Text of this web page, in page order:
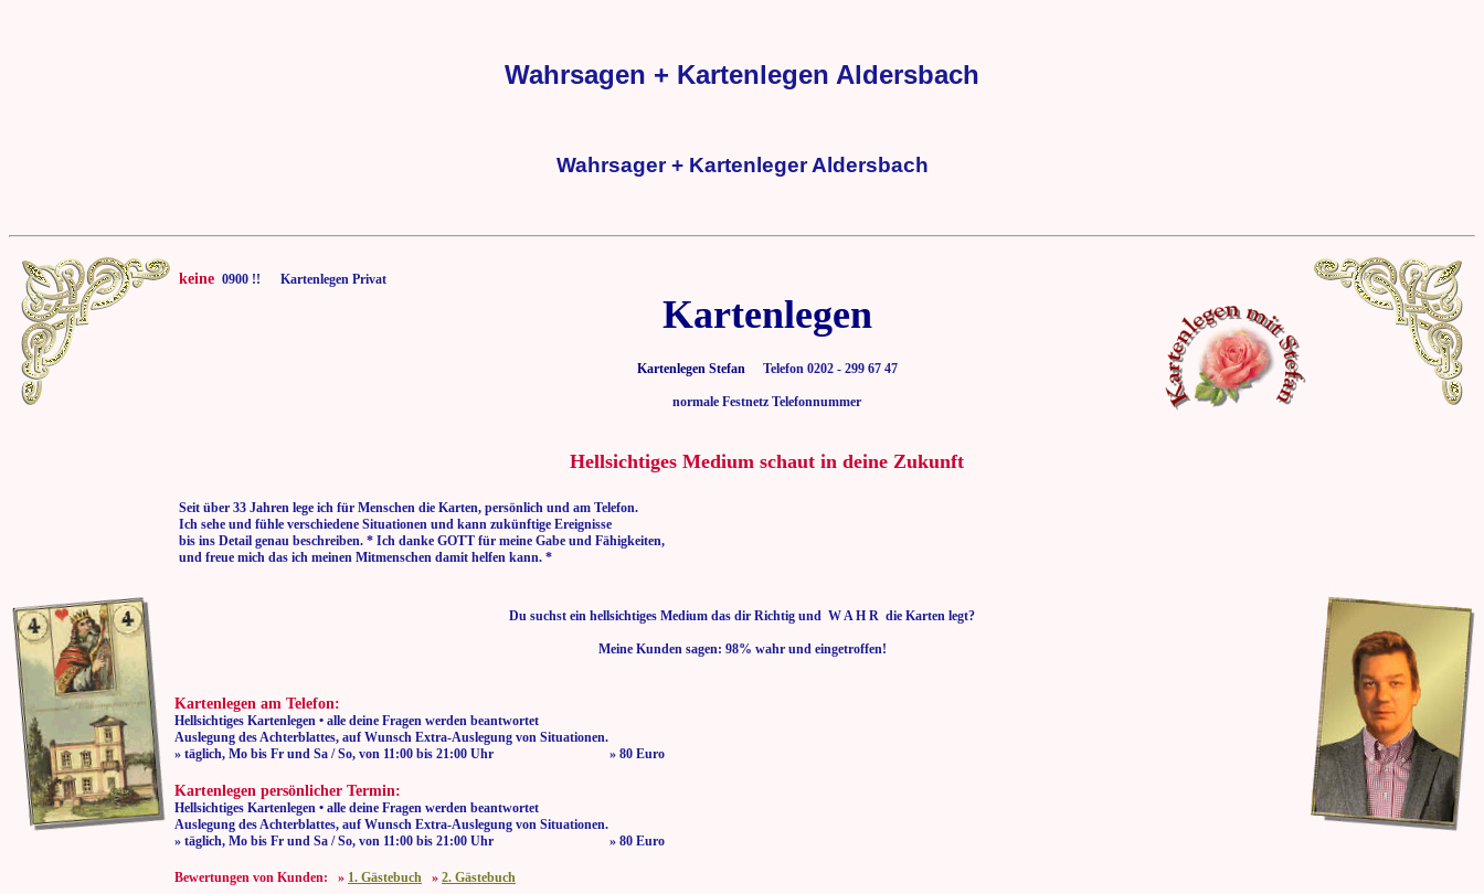
Wahrsagen + Kartenlegen Aldersbach
Wahrsager + Kartenleger Aldersbach
keine 0900 !! Kartenlegen Privat
Kartenlegen
Kartenlegen Stefan Telefon 0202 - 299 67 47
normale Festnetz Telefonnummer
Hellsichtiges Medium schaut in deine Zukunft
Seit über 33 Jahren lege ich für Menschen die Karten, persönlich und am Telefon.
Ich sehe und fühle verschiedene Situationen und kann zukünftige Ereignisse
bis ins Detail genau beschreiben. * Ich danke GOTT für meine Gabe und Fähigkeiten,
und freue mich das ich meinen Mitmenschen damit helfen kann. *
Du suchst ein hellsichtiges Medium das dir Richtig und W A H R die Karten legt?
Meine Kunden sagen: 98% wahr und eingetroffen!
Kartenlegen am Telefon:
Hellsichtiges Kartenlegen • alle deine Fragen werden beantwortet
Auslegung des Achterblattes, auf Wunsch Extra-Auslegung von Situationen.
» täglich, Mo bis Fr und Sa / So, von 11:00 bis 21:00 Uhr » 80 Euro
Kartenlegen persönlicher Termin:
Hellsichtiges Kartenlegen • alle deine Fragen werden beantwortet
Auslegung des Achterblattes, auf Wunsch Extra-Auslegung von Situationen.
» täglich, Mo bis Fr und Sa / So, von 11:00 bis 21:00 Uhr » 80 Euro
Bewertungen von Kunden: » 1. Gästebuch » 2. Gästebuch